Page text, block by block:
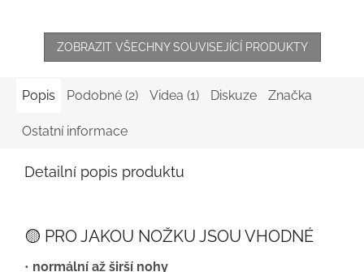
ZOBRAZIT VŠECHNY SOUVISEJÍCÍ PRODUKTY
Popis Podobné (2) Videa (1) Diskuze Značka
Ostatní informace
Detailní popis produktu
🟡 PRO JAKOU NOŽKU JSOU VHODNÉ
• normální až širší nohy